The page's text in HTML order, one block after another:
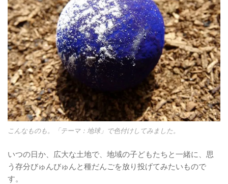
こんなものも。「テーマ：地球」で色付けしてみました。
いつの日か、広大な土地で、地域の子どもたちと一緒に、思
う存分びゅんびゅんと種だんごを放り投げてみたいもので
す。